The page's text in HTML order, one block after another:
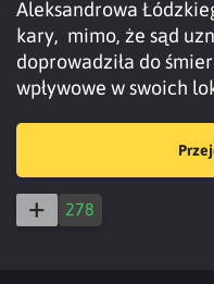
Aleksandrowa
kary, mimo, że sąd
doprowadziła do
wpływowe w swoich
278